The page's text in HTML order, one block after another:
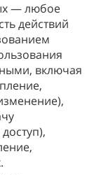
— любое
действий
включая